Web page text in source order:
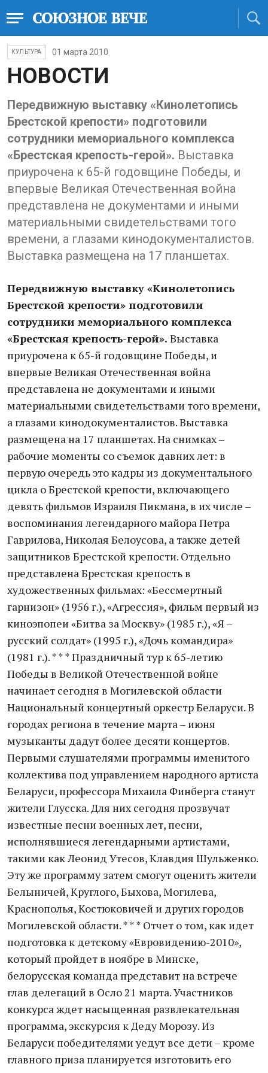
КУЛЬТУРА 01 марта 2010
НОВОСТИ
Передвижную выставку «Кинолетопись
Брестской крепости» подготовили
сотрудники мемориального комплекса
«Брестская крепость-герой». Выставка
приурочена к 65-й годовщине Победы, и
впервые Великая Отечественная война
представлена не документами и иными
материальными свидетельствами того
времени, а глазами кинодокументалистов.
Выставка размещена на 17 планшетах.
Передвижную выставку «Кинолетопись
Брестской крепости» подготовили
сотрудники мемориального комплекса
«Брестская крепость-герой». Выставка
приурочена к 65-й годовщине Победы, и
впервые Великая Отечественная война
представлена не документами и иными
материальными свидетельствами того времени,
а глазами кинодокументалистов. Выставка
размещена на 17 планшетах. На снимках –
рабочие моменты со съемок давних лет: в
первую очередь это кадры из документального
цикла о Брестской крепости, включающего
девять фильмов Израиля Пикмана, в их числе –
воспоминания легендарного майора Петра
Гаврилова, Николая Белоусова, а также детей
защитников Брестской крепости. Отдельно
представлена Брестская крепость в
художественных фильмах: «Бессмертный
гарнизон» (1956 г.), «Агрессия», фильм первый из
киноэпопеи «Битва за Москву» (1985 г.), «Я –
русский солдат» (1995 г.), «Дочь командира»
(1981 г.). * * * Праздничный тур к 65-летию
Победы в Великой Отечественной войне
начинает сегодня в Могилевской области
Национальный концертный оркестр Беларуси. В
городах региона в течение марта – июня
музыканты дадут более десяти концертов.
Первыми слушателями программы именитого
коллектива под управлением народного артиста
Беларуси, профессора Михаила Финберга станут
жители Глусска. Для них сегодня прозвучат
известные песни военных лет, песни,
исполнявшиеся легендарными артистами,
такими как Леонид Утесов, Клавдия Шульженко.
Эту же программу затем смогут оценить жители
Белыничей, Круглого, Быхова, Могилева,
Краснополья, Костюковичей и других городов
Могилевской области. * * * Отчет о том, как идет
подготовка к детскому «Евровидению-2010»,
который пройдет в ноябре в Минске,
белорусская команда представит на встрече
глав делегаций в Осло 21 марта. Участников
конкурса ждет насыщенная развлекательная
программа, экскурсия к Деду Морозу. Из
Беларуси победителями уедут все дети – кроме
главного приза планируется изготовить его